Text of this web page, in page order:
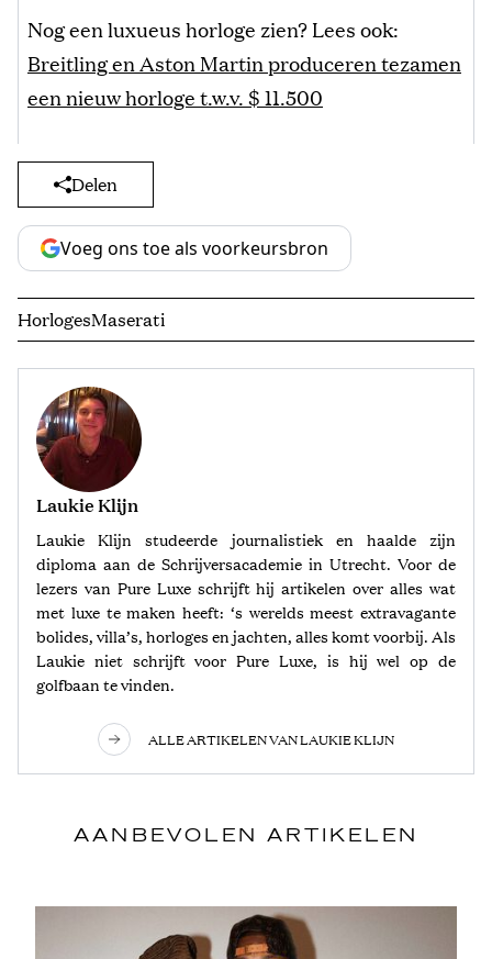
Nog een luxueus horloge zien? Lees ook:
Breitling en Aston Martin produceren tezamen
een nieuw horloge t.w.v. $ 11.500
Delen
Voeg ons toe als voorkeursbron
HorlogesMaserati
Laukie Klijn
Laukie Klijn studeerde journalistiek en haalde zijn
diploma aan de Schrijversacademie in Utrecht. Voor de
lezers van Pure Luxe schrijft hij artikelen over alles wat
met luxe te maken heeft: ‘s werelds meest extravagante
bolides, villa’s, horloges en jachten, alles komt voorbij. Als
Laukie niet schrijft voor Pure Luxe, is hij wel op de
golfbaan te vinden.
ALLE ARTIKELEN VAN LAUKIE KLIJN
AANBEVOLEN ARTIKELEN